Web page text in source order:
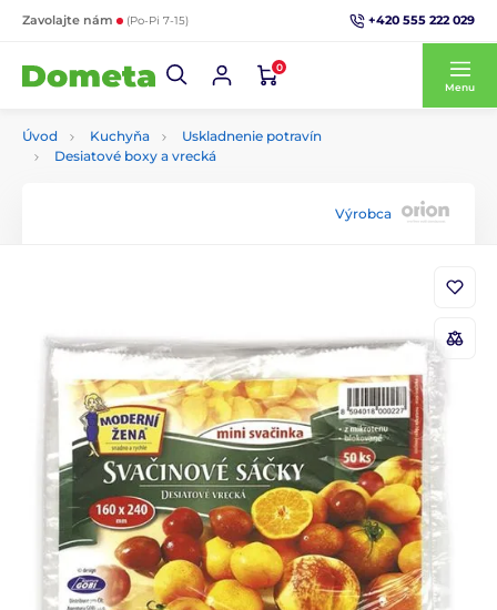
Zavolajte nám (Po-Pi 7-15) +420 555 222 029
0
Menu
Úvod Kuchyňa
Uskladnenie potravín
Desiatové boxy a vrecká
Výrobca